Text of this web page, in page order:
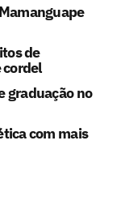
de
cordel
graduação no
com mais